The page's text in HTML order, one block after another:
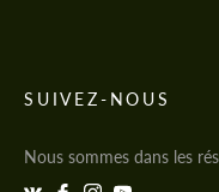
SUIVEZ-NOUS
Nous sommes dans les